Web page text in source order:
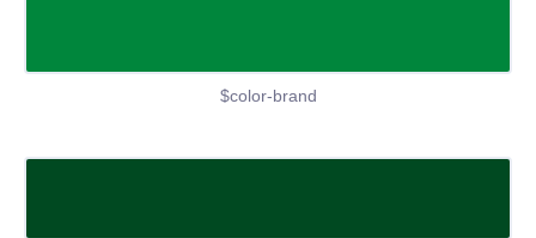
$color-brand